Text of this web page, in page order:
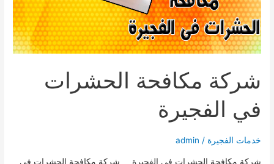
شركة مكافحة الحشرات
في الفجيرة
خدمات الفجيرة /
admin
شركة مكافحة الحشرات في الفجيرة شركة مكافحة الحشرات في